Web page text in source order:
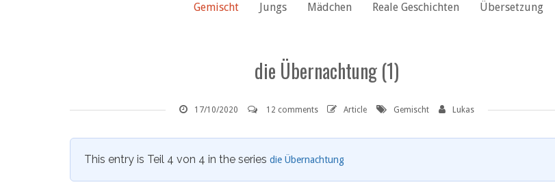
Gemischt Jungs Mädchen Reale Geschichten Übersetzung
die Übernachtung (1)
17/10/2020 12 comments Article Gemischt Lukas
This entry is Teil 4 von 4 in the series die Übernachtung